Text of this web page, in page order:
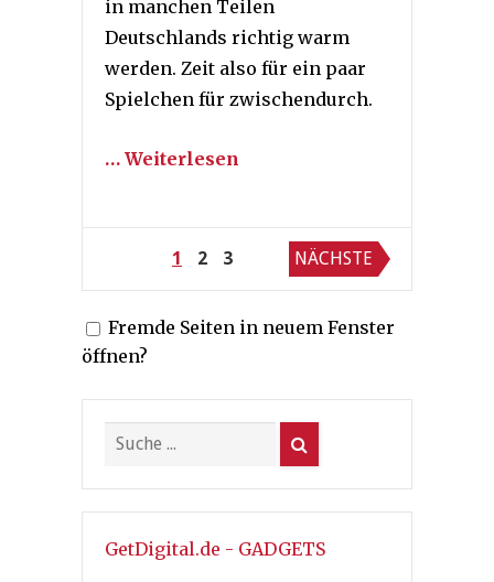
in manchen Teilen
Deutschlands richtig warm
werden. Zeit also für ein paar
Spielchen für zwischendurch.
… Weiterlesen
Seitennummerierung
der
Beiträge
1 2 3 NÄCHSTE
Fremde Seiten in neuem Fenster
öffnen?
GetDigital.de - GADGETS